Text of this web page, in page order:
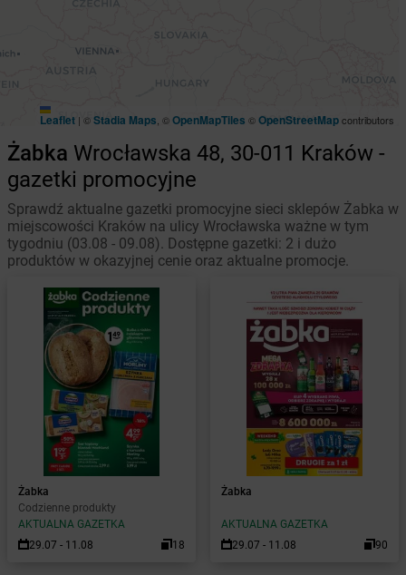
Leaflet | ©Stadia Maps , ©OpenMapTiles ©OpenStreetMapcontributors
Żabka Wrocławska 48, 30-011 Kraków -
gazetki promocyjne
Sprawdź aktualne gazetki promocyjne sieci sklepów Żabka w
miejscowości Kraków na ulicy Wrocławska ważne w tym
tygodniu (03.08 - 09.08). Dostępne gazetki: 2 i dużo
produktów w okazyjnej cenie oraz aktualne promocje.
Żabka
Codzienne produkty
AKTUALNA GAZETKA
29.07 - 11.08
18
Żabka
AKTUALNA GAZETKA
29.07 - 11.08
90